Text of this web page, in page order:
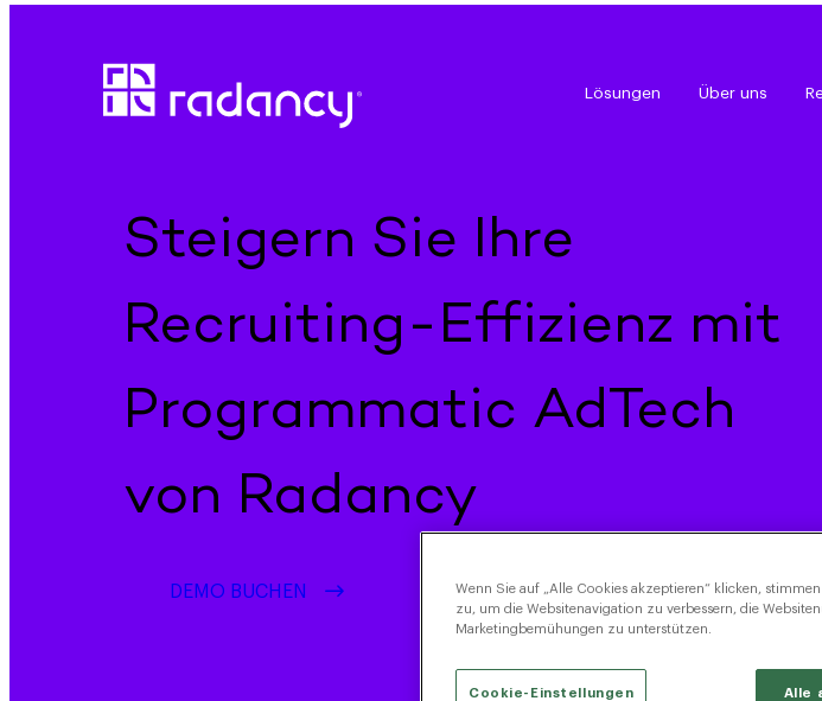
Lösungen Über uns
Steigern Sie Ihre
Recruiting-Effizienz mit
Programmatic AdTech
von Radancy
DEMO BUCHEN
Wenn Sie auf „Alle Cookies akzeptieren“ klicken,
zu, um die Websitenavigation zu verbessern, die
Marketingbemühungen zu unterstützen.
Alle
Cookie-Einstellungen